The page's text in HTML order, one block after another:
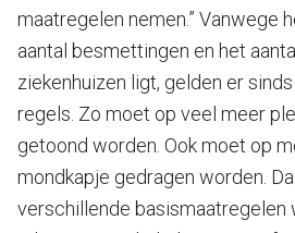
maatregelen nemen.” Vanwege
aantal besmettingen en het
ziekenhuizen ligt, gelden er
regels. Zo moet op veel meer
getoond worden. Ook moet op
mondkapje gedragen worden.
verschillende basismaatregelen